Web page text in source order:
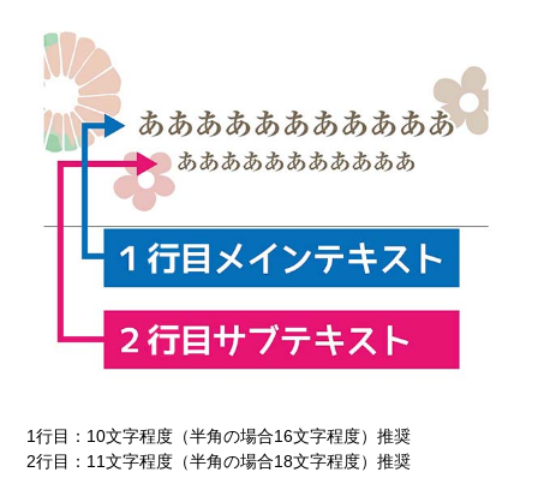
1行目：10文字程度（半角の場合16文字程度）推奨
2行目：11文字程度（半角の場合18文字程度）推奨